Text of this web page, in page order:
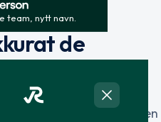
team, nytt navn.
de
setter du selv sammen